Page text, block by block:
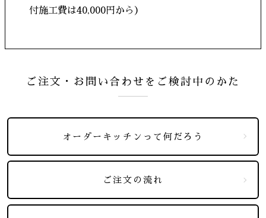
付施工費は40,000円から）
ご注文・お問い合わせをご検討中のかた
オーダーキッチンって何だろう
ご注文の流れ